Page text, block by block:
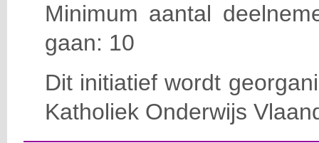
Minimum aantal
gaan: 10
Dit initiatief wordt
Katholiek Onderwijs